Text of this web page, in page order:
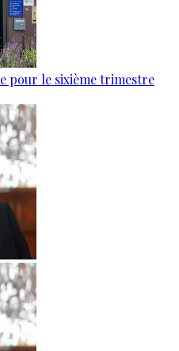
pour le sixième trimestre